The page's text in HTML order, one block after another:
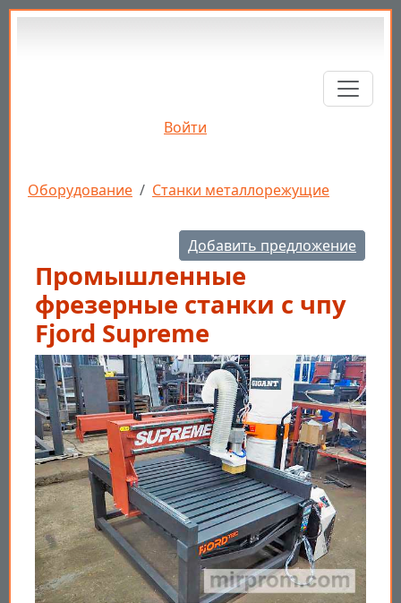
Перейти к основному содержанию
Войти
Строка навигации
Оборудование Станки металлорежущие
Добавить предложение
Промышленные
фрезерные станки с чпу
Fjord Supreme